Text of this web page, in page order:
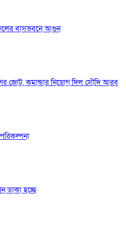
বাসভবনে আগুন
জোট, কমান্ডার নিয়োগ দিল সৌদি আরব
ডাকা হচ্ছে